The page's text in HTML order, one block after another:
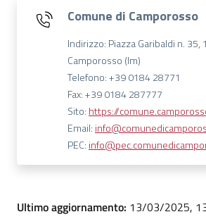
Comune di Camporosso
Indirizzo: Piazza Garibaldi n. 35,
Camporosso (Im)
Telefono: +39 0184 28771
Fax: +39 0184 287777
Sito: https://
Email:
PEC:
Ultimo aggiornamento: 13/03/2025,